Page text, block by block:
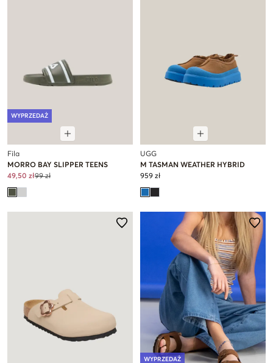
WYPRZEDAŻ
Fila
MORRO BAY SLIPPER TEENS
49,50 zł99 zł
UGG
M TASMAN WEATHER HYBRID
959 zł
WYPRZEDAŻ